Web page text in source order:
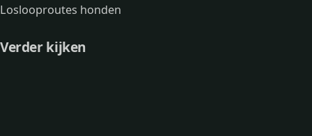
Loslooproutes honden
Verder kijken